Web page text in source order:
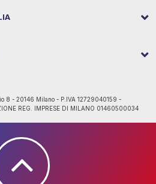
8 - 20146 Milano - P.IVA 12729040159 -
REG. IMPRESE DI MILANO 01460500034